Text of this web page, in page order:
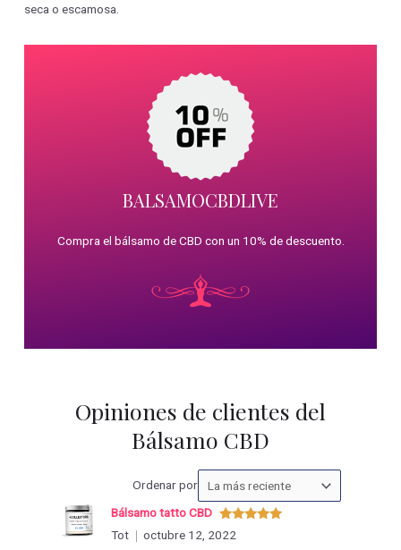
seca o escamosa.
BALSAMOCBDLIVE
Compra el bálsamo de CBD con un 10% de descuento.
Opiniones de clientes del
Bálsamo CBD
Ordenar porOrdenar
las
Valorado
con
Bálsamo tatto CBD
Tot
octubre 12, 2022